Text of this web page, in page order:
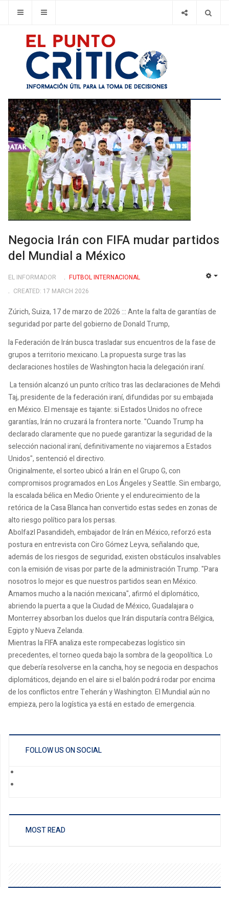
Negocia Irán con FIFA mudar partidos
del Mundial a México
EL INFORMADOR
FUTBOL INTERNACIONAL
CREATED: 17 MARCH 2026
Zúrich, Suiza, 17 de marzo de 2026 ::: Ante la falta de garantías de
seguridad por parte del gobierno de Donald Trump,
la Federación de Irán busca trasladar sus encuentros de la fase de
grupos a territorio mexicano. La propuesta surge tras las
declaraciones hostiles de Washington hacia la delegación iraní.
La tensión alcanzó un punto crítico tras las declaraciones de Mehdi
Taj, presidente de la federación iraní, difundidas por su embajada
en México. El mensaje es tajante: si Estados Unidos no ofrece
garantías, Irán no cruzará la frontera norte. "Cuando Trump ha
declarado claramente que no puede garantizar la seguridad de la
selección nacional iraní, definitivamente no viajaremos a Estados
Unidos", sentenció el directivo.
Originalmente, el sorteo ubicó a Irán en el Grupo G, con
compromisos programados en Los Ángeles y Seattle. Sin embargo,
la escalada bélica en Medio Oriente y el endurecimiento de la
retórica de la Casa Blanca han convertido estas sedes en zonas de
alto riesgo político para los persas.
Abolfazl Pasandideh, embajador de Irán en México, reforzó esta
postura en entrevista con Ciro Gómez Leyva, señalando que,
además de los riesgos de seguridad, existen obstáculos insalvables
con la emisión de visas por parte de la administración Trump. "Para
nosotros lo mejor es que nuestros partidos sean en México.
Amamos mucho a la nación mexicana", afirmó el diplomático,
abriendo la puerta a que la Ciudad de México, Guadalajara o
Monterrey absorban los duelos que Irán disputaría contra Bélgica,
Egipto y Nueva Zelanda.
Mientras la FIFA analiza este rompecabezas logístico sin
precedentes, el torneo queda bajo la sombra de la geopolítica. Lo
que debería resolverse en la cancha, hoy se negocia en despachos
diplomáticos, dejando en el aire si el balón podrá rodar por encima
de los conflictos entre Teherán y Washington. El Mundial aún no
empieza, pero la logística ya está en estado de emergencia.
FOLLOW US ON SOCIAL
MOST READ